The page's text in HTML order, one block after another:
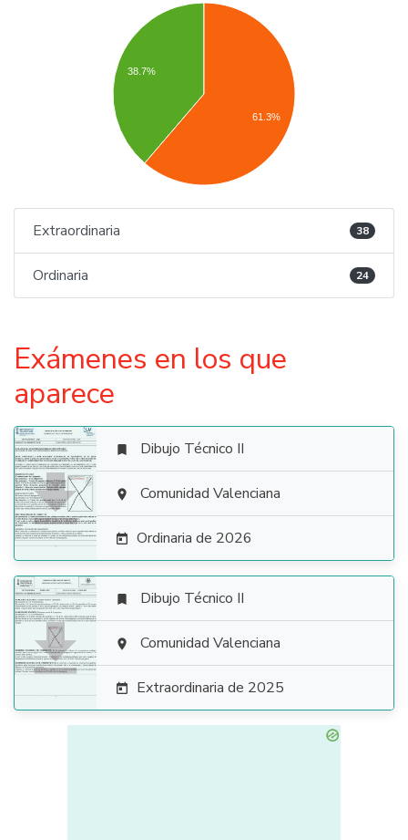
38.7%
61.3%
Extraordinaria 38
Ordinaria 24
Exámenes en los que
aparece

 Dibujo Técnico II
 Comunidad Valenciana
 Ordinaria de 2026

 Dibujo Técnico II
 Comunidad Valenciana
 Extraordinaria de 2025